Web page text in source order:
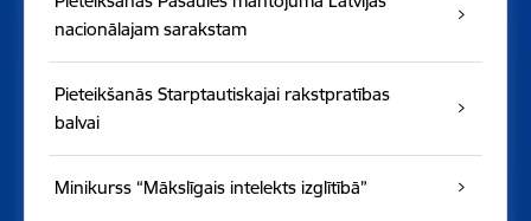
nacionālajam sarakstam
Pieteikšanās Starptautiskajai rakstpratības
balvai
Minikurss “Mākslīgais intelekts izglītībā”